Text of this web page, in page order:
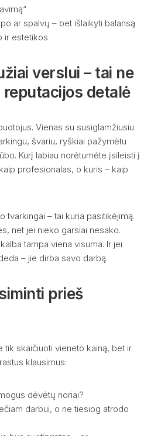
ar spalvų – bet išlaikyti balansą
ir estetikos
verslui – tai ne
reputacijos detalė
Vienas su susiglamžiusiu
švariu, ryškiai pažymėtu
Kurį labiau norėtumėte įsileisti į
profesionalas, o kuris – kaip
tvarkingai – tai kuria pasitikėjimą.
net jei nieko garsiai nesako.
tampa viena visuma. Ir jei
– jie dirba savo darbą.
prieš
tik skaičiuoti vieneto kainą, bet ir
klausimus:
dėvėtų noriai?
darbui, o ne tiesiog atrodo